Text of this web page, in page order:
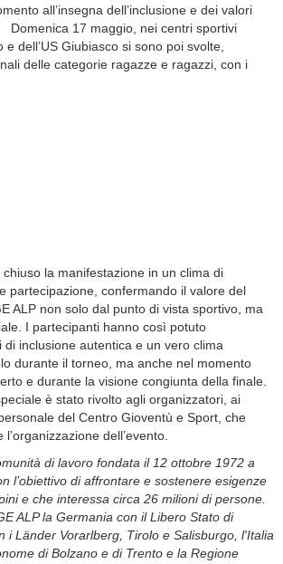
all’insegna dell’inclusione e dei valori
Domenica 17 maggio, nei centri sportivi
e dell’US Giubiasco si sono poi svolte,
delle categorie ragazze e ragazzi, con i
la manifestazione in un clima di
partecipazione, confermando il valore del
ALP non solo dal punto di vista sportivo, ma
I partecipanti hanno così potuto
inclusione autentica e un vero clima
durante il torneo, ma anche nel momento
e durante la visione congiunta della finale.
è stato rivolto agli organizzatori, ai
del Centro Gioventù e Sport, che
dell’evento.
di lavoro fondata il 12 ottobre 1972 a
l’obiettivo di affrontare e sostenere esigenze
e che interessa circa 26 milioni di persone.
ALP la Germania con il Libero Stato di
i Länder Vorarlberg, Tirolo e Salisburgo, l'Italia
di Bolzano e di Trento e la Regione